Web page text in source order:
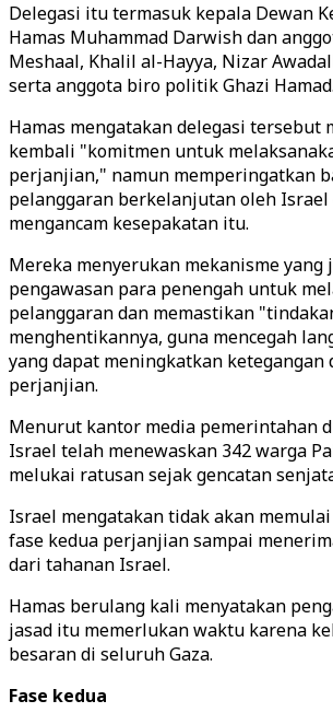
Delegasi itu termasuk kepala Dewan
Hamas Muhammad Darwish dan
Meshaal, Khalil al-Hayya, Nizar
serta anggota biro politik Ghazi Hamad.
Hamas mengatakan delegasi tersebut
kembali "komitmen untuk
perjanjian," namun memperingatkan
pelanggaran berkelanjutan oleh Israel
mengancam kesepakatan itu.
Mereka menyerukan mekanisme yang
pengawasan para penengah untuk
pelanggaran dan memastikan
menghentikannya, guna mencegah
yang dapat meningkatkan ketegangan
perjanjian.
Menurut kantor media pemerintahan
Israel telah menewaskan 342 warga
melukai ratusan sejak gencatan
Israel mengatakan tidak akan
fase kedua perjanjian sampai
dari tahanan Israel.
Hamas berulang kali menyatakan
jasad itu memerlukan waktu karena
besaran di seluruh Gaza.
Fase kedua